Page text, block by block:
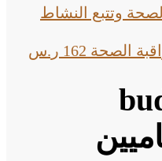
الصحة 162 ر.س